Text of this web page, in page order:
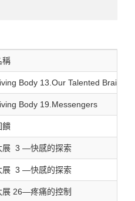
稱
Body 13.Our Talented Brain
Body 19.Messengers
饋
展 3 —快感的探索
展 3 —快感的探索
展 26—疼痛的控制